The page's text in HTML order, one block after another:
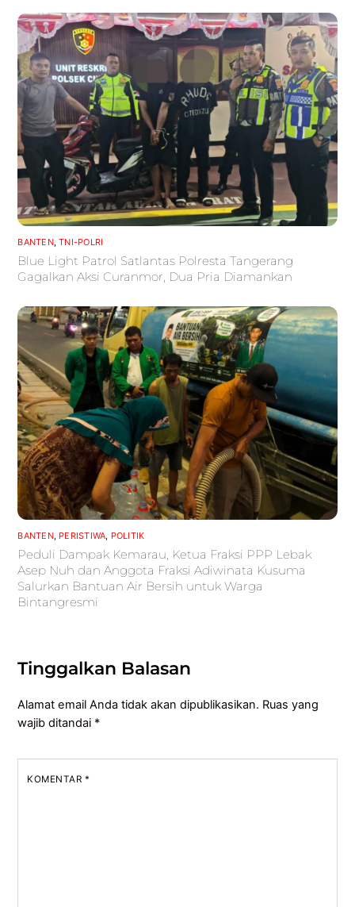
BANTEN,TNI-POLRI
Blue Light Patrol Satlantas Polresta Tangerang
Gagalkan Aksi Curanmor, Dua Pria Diamankan
BANTEN, PERISTIWA, POLITIK
Peduli Dampak Kemarau, Ketua Fraksi PPP Lebak
Asep Nuh dan Anggota Fraksi Adiwinata Kusuma
Salurkan Bantuan Air Bersih untuk Warga
Bintangresmi
Tinggalkan Balasan
Alamat email Anda tidak akan dipublikasikan. Ruas yang
wajib ditandai *
KOMENTAR *